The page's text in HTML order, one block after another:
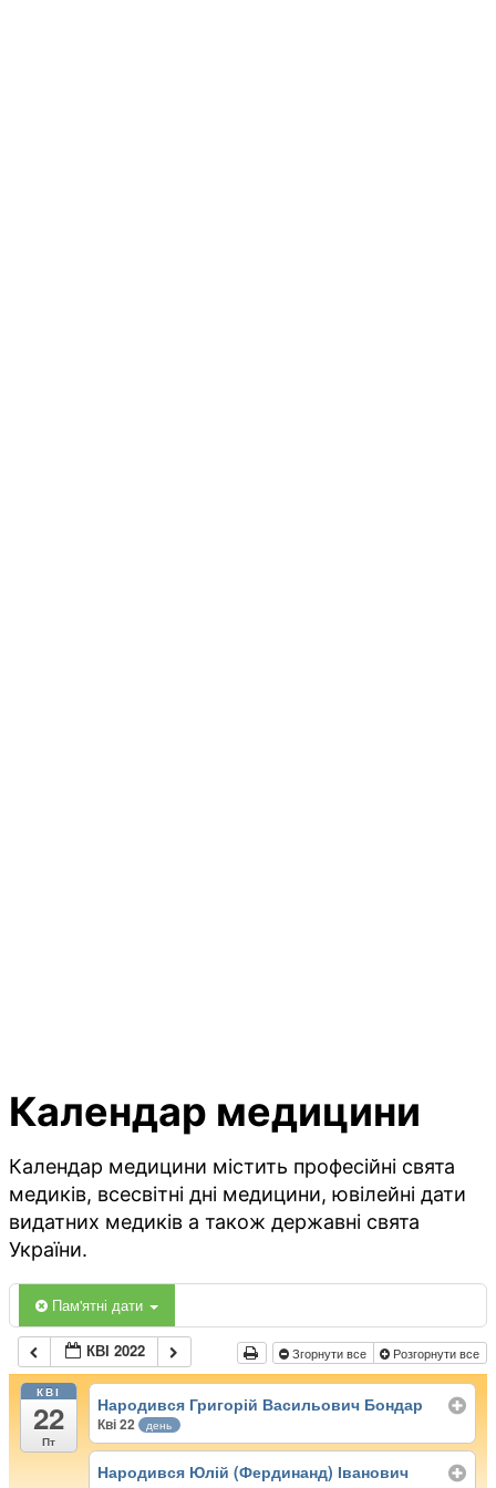
Календар медицини
Календар медицини містить професійні свята
медиків, всесвітні дні медицини, ювілейні дати
видатних медиків а також державні свята
України.
Пам'ятні дати
КВІ 2022 Згорнути все Розгорнути все
КВІ
22
Пт
Народився Григорій Васильович Бондар
Кві 22 день
Народився Юлій (Фердинанд) Іванович